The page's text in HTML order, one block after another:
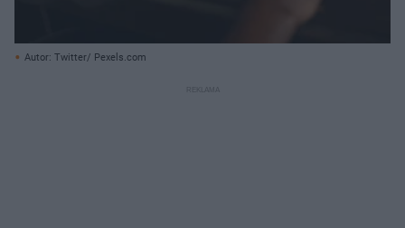
Autor: Twitter/ Pexels.com